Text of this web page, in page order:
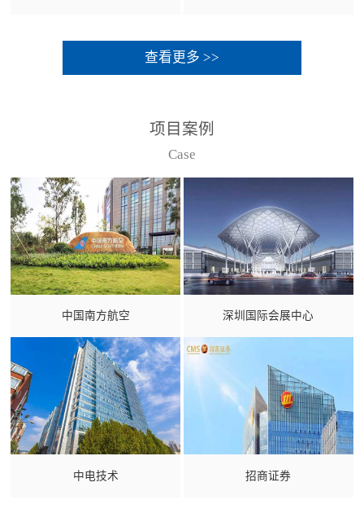
查看更多 >>
项目案例
Case
中国南方航空 深圳国际会展中心
中电技术 招商证券